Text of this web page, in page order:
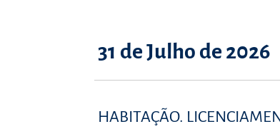
31 de Julho de 2026
HABITAÇÃO.